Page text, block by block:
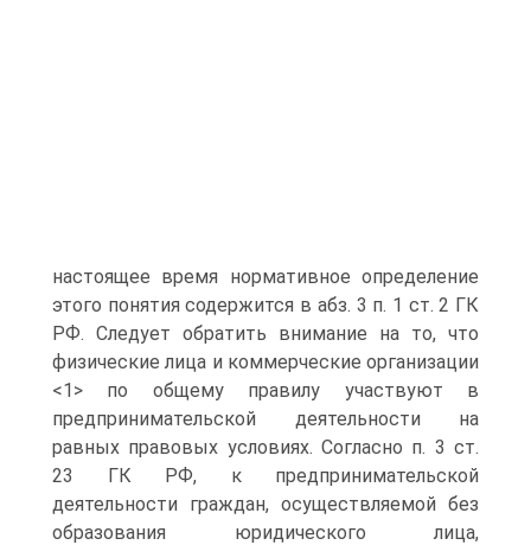
настоящее время нормативное определение
этого понятия содержится в абз. 3 п. 1 ст. 2 ГК
РФ. Следует обратить внимание на то, что
физические лица и коммерческие организации
<1> по общему правилу участвуют в
предпринимательской деятельности на
равных правовых условиях. Согласно п. 3 ст.
23 ГК РФ, к предпринимательской
деятельности граждан, осуществляемой без
образования юридического лица,